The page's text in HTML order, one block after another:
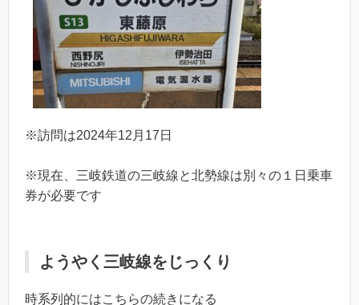
※訪問は2024年12月17日
※現在、三岐鉄道の三岐線と北勢線は別々の１日乗車
券が必要です
ようやく三岐線をじっくり
時系列的にはこちらの続きになる